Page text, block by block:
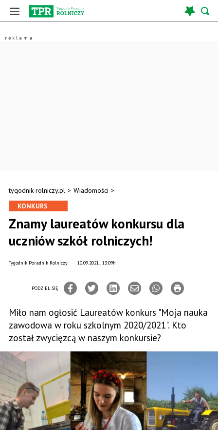
tygodnik-rolniczy.pl > Wiadomości >
KONKURS
Znamy laureatów konkursu dla
uczniów szkół rolniczych!
10.09.2021., 13:09h
Tygodnik Poradnik Rolniczy
PODZIEL SIĘ
Miło nam ogłosić Laureatów konkurs "Moja nauka
zawodowa w roku szkolnym 2020/2021". Kto
został zwycięzcą w naszym konkursie?